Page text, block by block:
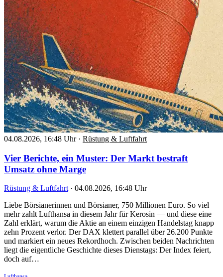
04.08.2026, 16:48 Uhr · Rüstung & Luftfahrt
Vier Berichte, ein Muster: Der Markt bestraft
Umsatz ohne Marge
Rüstung & Luftfahrt · 04.08.2026, 16:48 Uhr
Liebe Börsianerinnen und Börsianer, 750 Millionen Euro. So viel
mehr zahlt Lufthansa in diesem Jahr für Kerosin — und diese eine
Zahl erklärt, warum die Aktie an einem einzigen Handelstag knapp
zehn Prozent verlor. Der DAX klettert parallel über 26.200 Punkte
und markiert ein neues Rekordhoch. Zwischen beiden Nachrichten
liegt die eigentliche Geschichte dieses Dienstags: Der Index feiert,
doch auf…